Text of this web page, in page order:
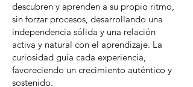
descubren y aprenden a su propio ritmo,
sin forzar procesos, desarrollando una
independencia sólida y una relación
activa y natural con el aprendizaje. La
curiosidad guía cada experiencia,
favoreciendo un crecimiento auténtico y
sostenido.